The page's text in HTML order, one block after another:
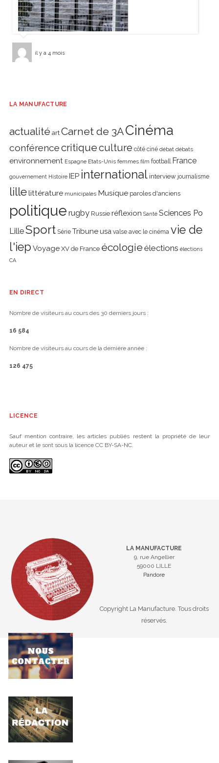
il y a 4 mois
LA MANUFACTURE
actualité art Carnet de 3ACinéma
conférencecritiqueculture côté ciné débat débats
environnement Espagne Etats-Unis femmes film football France
gouvernement Histoire IEP international interview journalisme
lillelittérature municipales Musique paroles d'anciens
politique rugby Russie réflexion Santé Sciences Po
LilleSport Série Tribune usa valse avec le cinéma vie de
l'iep Voyage XV de France écologie élections élections
CA
EN DIRECT
Nombre de visiteurs au cours des 30 derniers jours :
16 584
Nombre de visiteurs au cours de la dernière année :
126 475
LICENCE
Sauf mention contraire, les articles publiés restent la propriété de leur
auteur et le sont sous la licence CC BY-SA-NC.
LA MANUFACTURE
9, rue Angellier
59000 LILLE
Pandore
Copyright La Manufacture. Tous droits
réservés.